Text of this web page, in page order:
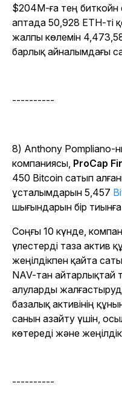
$204M-ға тең
аптада 50,928 ETH-
жалпы көлемін
барлық айналымдағы
----------
8) Anthony Pompliano-
компаниясы, ProCap
450 Bitcoin сатып
ұсталымдарын 5,457
шығындарын бір
Соңғы 10 күнде,
үлестерді таза актив
жеңілдікпен қайта
NAV-тан айтарлықтай
алуларды
базалық активінің
санын азайту үшін,
көтереді және
----------